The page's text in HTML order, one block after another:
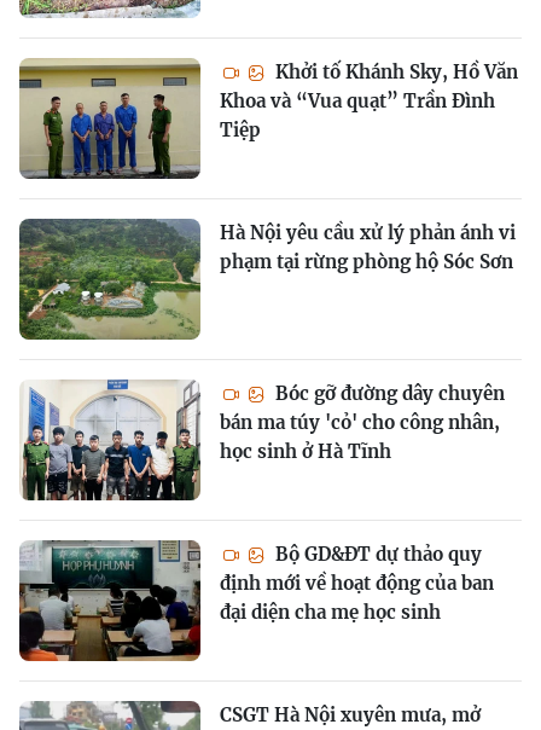
Khởi tố Khánh Sky, Hồ Văn
Khoa và “Vua quạt” Trần Đình
Tiệp
Hà Nội yêu cầu xử lý phản ánh vi
phạm tại rừng phòng hộ Sóc Sơn
Bóc gỡ đường dây chuyên
bán ma túy 'cỏ' cho công nhân,
học sinh ở Hà Tĩnh
Bộ GD&ĐT dự thảo quy
định mới về hoạt động của ban
đại diện cha mẹ học sinh
CSGT Hà Nội xuyên mưa, mở